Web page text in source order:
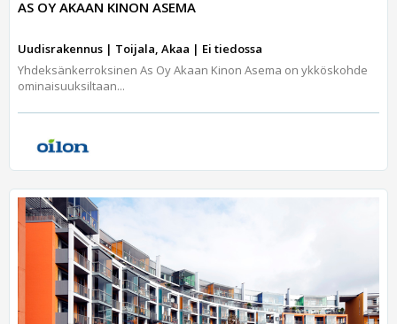
AS OY AKAAN KINON ASEMA
Uudisrakennus | Toijala, Akaa | Ei tiedossa
Yhdeksänkerroksinen As Oy Akaan Kinon Asema on ykköskohde
ominaisuuksiltaan...